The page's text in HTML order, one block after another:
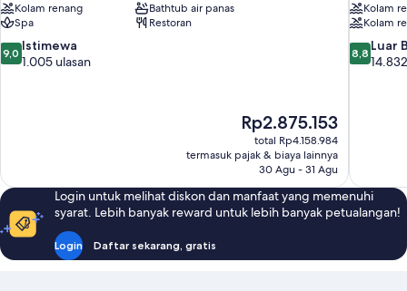
Kolam renang
Bathtub air panas
Spa
Restoran
9.0
dari
9,0 Istimewa
1.005 ulasan
Harga
sekarang
Rp2.875.153
Rp2.875.153
total Rp4.158.984
termasuk pajak & biaya lainnya
30 Agu - 31 Agu
Kolam
Kolam
8.8
dari
8,8 Luar
Login untuk melihat diskon dan manfaat yang memenuhi
syarat. Lebih banyak reward untuk lebih banyak petualangan!
Login Daftar sekarang, gratis